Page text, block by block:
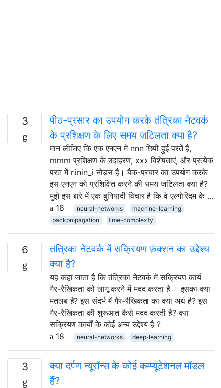
3
पीठ-प्रसार का उपयोग करके तंत्रिका नेटवर्क
के प्रशिक्षण के लिए समय जटिलता क्या है?
मान लीजिए कि एक एनएन में nnn छिपी हुई परतें हैं,
mmm प्रशिक्षण के उदाहरण, xxx विशेषताएं, और प्रत्येक
परत में ninin_i नोड्स हैं। बैक-प्रचार का उपयोग करके
इस एनएन को प्रशिक्षित करने की समय जटिलता क्या है?
मुझे इस बारे में एक बुनियादी विचार है कि वे एल्गोरिदम के …
18
neural-networks
machine-learning
backpropagation
time-complexity
6
तंत्रिका नेटवर्क में सक्रियण फ़ंक्शन का उद्देश्य
क्या है?
यह कहा जाता है कि तंत्रिका नेटवर्क में सक्रियण कार्य
गैर-रैखिकता को लागू करने में मदद करता है । इसका क्या
मतलब है? इस संदर्भ में गैर-रैखिकता का क्या अर्थ है? इस
गैर-रैखिकता की शुरूआत कैसे मदद करती है? क्या
सक्रियण कार्यों के कोई अन्य उद्देश्य हैं ?
18
neural-networks deep-learning
3
क्या दर्पण न्यूरॉन्स के कोई कम्प्यूटेशनल मॉडल
हैं?